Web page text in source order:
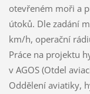
otevřeném moři a
útoků. Dle zadání
km/h, operační
Práce na projektu
v AGOS (Otdel
Oddělení aviatiky,